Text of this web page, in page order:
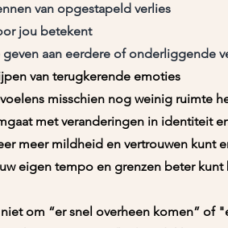
van opgestapeld verlies
jou betekent
geven aan eerdere of onderliggende
van terugkerende emoties
misschien nog weinig ruimte
met veranderingen in identiteit
meer mildheid en vertrouwen kunt
eigen tempo en grenzen beter kunt
om “er snel overheen komen” of